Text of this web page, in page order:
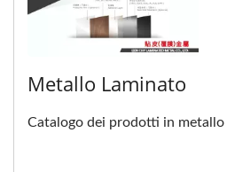
Metallo Laminato
Catalogo dei prodotti in